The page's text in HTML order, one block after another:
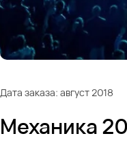
Дата заказа: август 2018
Механика